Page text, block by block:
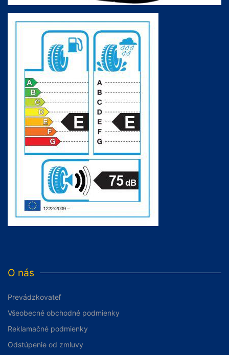
O nás
Prevádzkovateľ
Všeobecné obchodné podmienky
Reklamačné podmienky
Odstúpenie od zmluvy